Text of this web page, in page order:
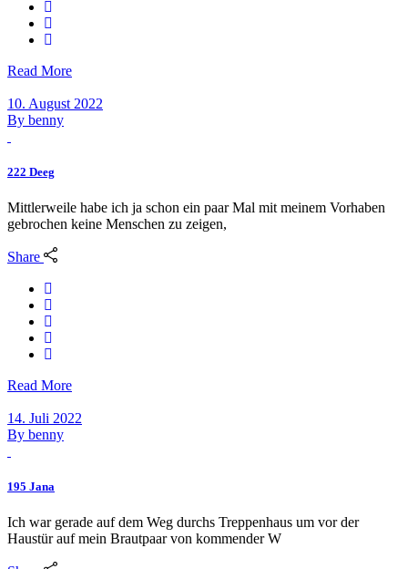
Read More
10. August 2022
By benny
222 Deeg
Mittlerweile habe ich ja schon ein paar Mal mit meinem Vorhaben
gebrochen keine Menschen zu zeigen,
Share
Read More
14. Juli 2022
By benny
195 Jana
Ich war gerade auf dem Weg durchs Treppenhaus um vor der
Haustür auf mein Brautpaar von kommender W